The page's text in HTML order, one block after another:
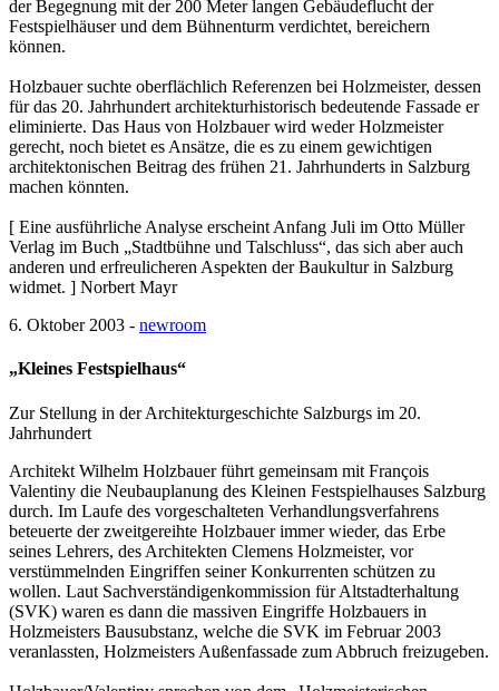
der Begegnung mit der 200 Meter langen Gebäudeflucht der
Festspielhäuser und dem Bühnenturm verdichtet, bereichern
können.
Holzbauer suchte oberflächlich Referenzen bei Holzmeister, dessen
für das 20. Jahrhundert architekturhistorisch bedeutende Fassade er
eliminierte. Das Haus von Holzbauer wird weder Holzmeister
gerecht, noch bietet es Ansätze, die es zu einem gewichtigen
architektonischen Beitrag des frühen 21. Jahrhunderts in Salzburg
machen könnten.
[ Eine ausführliche Analyse erscheint Anfang Juli im Otto Müller
Verlag im Buch „Stadtbühne und Talschluss“, das sich aber auch
anderen und erfreulicheren Aspekten der Baukultur in Salzburg
widmet. ] Norbert Mayr
6. Oktober 2003 - newroom
„Kleines Festspielhaus“
Zur Stellung in der Architekturgeschichte Salzburgs im 20.
Jahrhundert
Architekt Wilhelm Holzbauer führt gemeinsam mit François
Valentiny die Neubauplanung des Kleinen Festspielhauses Salzburg
durch. Im Laufe des vorgeschalteten Verhandlungsverfahrens
beteuerte der zweitgereihte Holzbauer immer wieder, das Erbe
seines Lehrers, des Architekten Clemens Holzmeister, vor
verstümmelnden Eingriffen seiner Konkurrenten schützen zu
wollen. Laut Sachverständigenkommission für Altstadterhaltung
(SVK) waren es dann die massiven Eingriffe Holzbauers in
Holzmeisters Bausubstanz, welche die SVK im Februar 2003
veranlassten, Holzmeisters Außenfassade zum Abbruch freizugeben.